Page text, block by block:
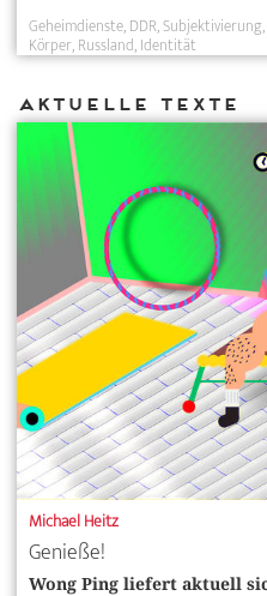
Geheimdienste DDR Subjektivierung
Körper Russland Identität
Aktuelle Texte
Michael Heitz
Genieße!
Wong Ping liefert aktuell